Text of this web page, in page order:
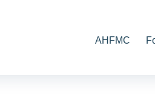
AHFMC